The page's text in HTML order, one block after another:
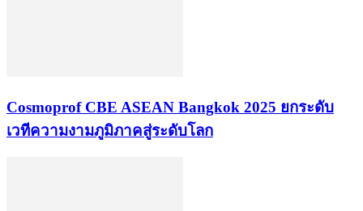
Cosmoprof CBE ASEAN Bangkok 2025 ยกระดับ
เวทีความงามภูมิภาคสู่ระดับโลก